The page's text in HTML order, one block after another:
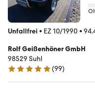
Unfallfrei • EZ 10/1990 •
Rolf Geißenhöner GmbH
98529 Suhl
4.8 Sterne
(99)